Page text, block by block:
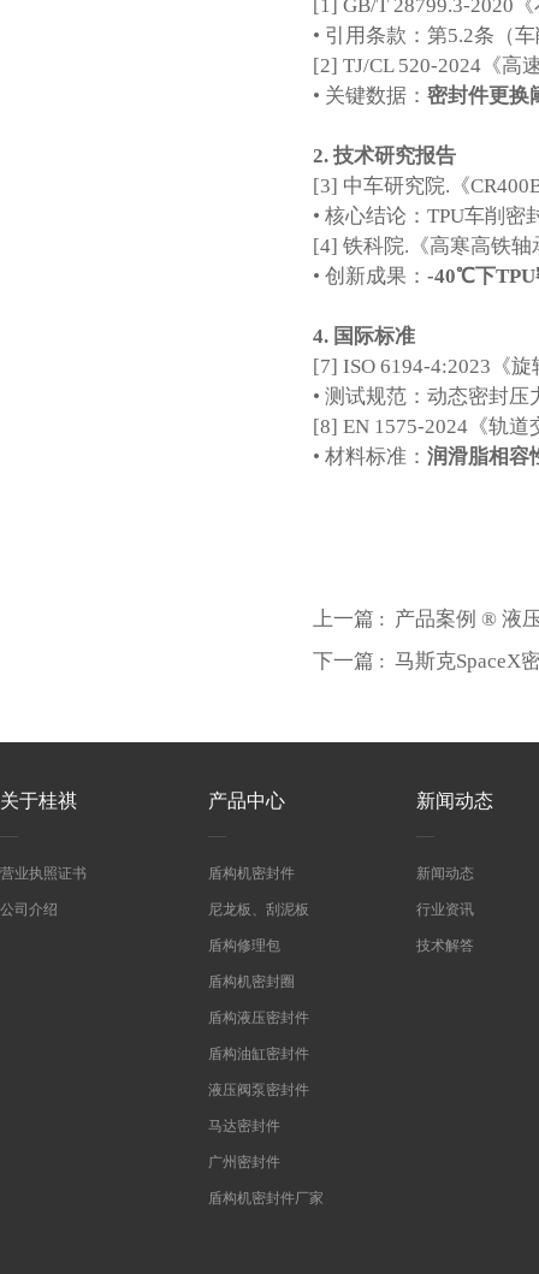
[1] GB/T 28799.3-2020
• 引用条款：第5.2条（
[2] TJ/CL 520-2024《高
• 关键数据： 密封件更换
2. 技术研究报告
[3] 中车研究院.《
• 核心结论：TPU车削密
[4] 铁科院.《高寒高铁
• 创新成果： -40℃下TPU
4. 国际标准
[7] ISO 6194-4:2023《
• 测试规范：动态密封
[8] EN 1575-2024《轨
• 材料标准： 润滑脂相容
上一篇 : 产品案例 ® 液
下一篇 : 马斯克SpaceX
关于桂祺
营业执照证书
公司介绍
产品中心
盾构机密封件
尼龙板、刮泥板
盾构修理包
盾构机密封圈
盾构液压密封件
盾构油缸密封件
液压阀泵密封件
马达密封件
广州密封件
盾构机密封件厂家
新闻动态
新闻动态
行业资讯
技术解答